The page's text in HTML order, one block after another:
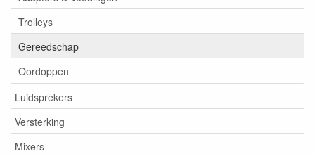
Trolleys
Gereedschap
Oordoppen
Luidsprekers
Versterking
Mixers